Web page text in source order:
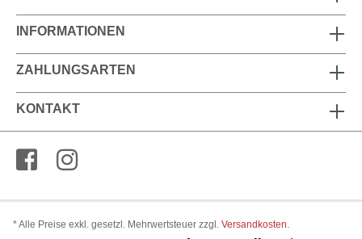
INFORMATIONEN
ZAHLUNGSARTEN
KONTAKT
* Alle Preise exkl. gesetzl. Mehrwertsteuer zzgl. Versandkosten.